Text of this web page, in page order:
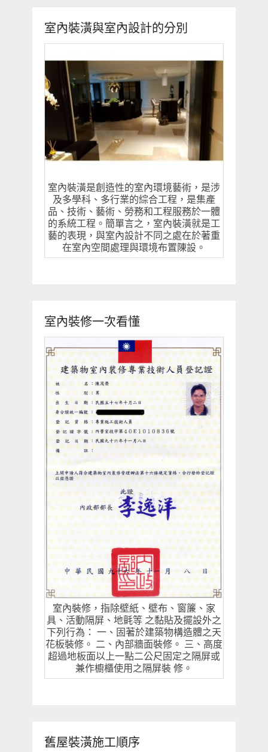
室內裝潢與室內設計的分別
室內裝潢是創造性的室內環境藝術，是涉
及多學科、多行業的綜合工程，是集產
品、技術、藝術、勞務和工程服務於一體
的系統工程。簡單言之，室內裝潢就是工
藝的表現，與室內設計不同之處在於著重
在室內空間處理與環境布置陳設。
室內裝修一次看懂
室內裝修，指除壁紙、壁布、窗簾、家
具、活動隔屏、地氈等 之黏貼及擺設外之
下列行為： 一、固著於建築物構造體之天
花板裝修。 二、內部牆面裝修。 三、高度
超過地板面以上一點二公尺固定之隔屏或
兼作櫥櫃使用之隔屏裝 修。
舊屋裝潢施工順序